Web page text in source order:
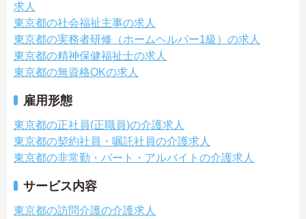
求人
東京都の社会福祉主事の求人
東京都の実務者研修（ホームヘルパー1級）の求人
東京都の精神保健福祉士の求人
東京都の無資格OKの求人
雇用形態
東京都の正社員(正職員)の介護求人
東京都の契約社員・嘱託社員の介護求人
東京都の非常勤・パート・アルバイトの介護求人
サービス内容
東京都の訪問介護の介護求人